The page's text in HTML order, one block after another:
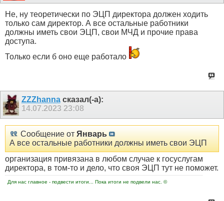
Не, ну теоретически по ЭЦП директора должен ходить
только сам директор. А все остальные работники
должны иметь свои ЭЦП, свои МЧД и прочие права
доступа.
Только если б оно еще работало
ZZZhannaсказал(-а):
14.07.2023 23:08
Сообщение от Январь
А все остальные работники должны иметь свои ЭЦП
организация привязана в любом случае к госуслугам
директора, в том-то и дело, что своя ЭЦП тут не поможет.
Для нас главное - подвести итоги... Пока итоги не подвели нас. ©